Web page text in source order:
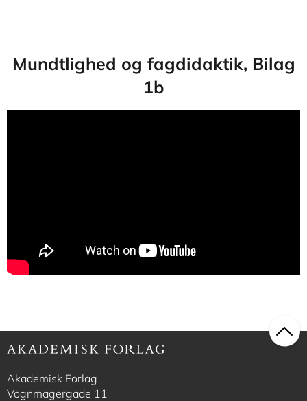
Mundtlighed og fagdidaktik, Bilag
1b
Akademisk Forlag
Vognmagergade 11